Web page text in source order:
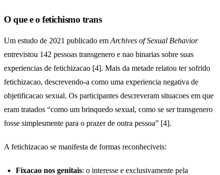
O que e o fetichismo trans
Um estudo de 2021 publicado em Archives of Sexual Behavior
entrevistou 142 pessoas transgenero e nao binarias sobre suas
experiencias de fetichizacao [4]. Mais da metade relatou ter sofrido
fetichizacao, descrevendo-a como uma experiencia negativa de
objetificacao sexual. Os participantes descreveram situacoes em que
eram tratados “como um brinquedo sexual, como se ser transgenero
fosse simplesmente para o prazer de outra pessoa” [4].
A fetichizacao se manifesta de formas reconheciveis:
Fixacao nos genitais: o interesse e exclusivamente pela